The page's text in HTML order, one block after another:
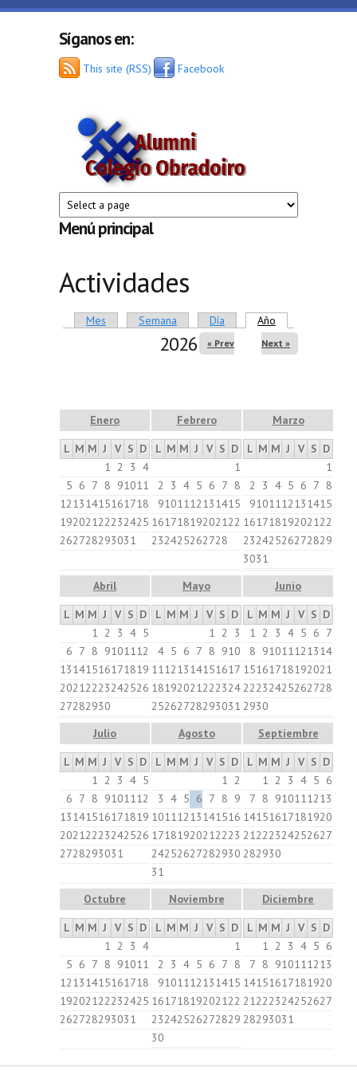
Pasar al contenido principal
Síganos en:
This site (RSS) Facebook
Alumni
Colegio
Obradoiro
Menú principal
Actividades
Solapas principales
Mes Semana Día Año
2026 « Prev Next »
Enero
L M M J V S D
1 2 3 4
5 6 7 8 91011
12131415161718
19202122232425
262728293031
Febrero
L M M J V S D
1
2
3 4 5 6 7 8
9101112131415
16171819202122
232425262728
Marzo
L M M J V S D
1
2
3 4 5 6 7 8
9101112131415
16171819202122
23242526272829
3031
Abril
L M M J V S D
1 2 3 4 5
6 7 8 9101112
13141516171819
20212223242526
27282930
Mayo
L M M J V S D
1 2
3
4 5 6 7 8 910
11121314151617
18192021222324
25262728293031
Junio
L M M J V S D
1 2 3 4 5 6 7
8 91011121314
15161718192021
22232425262728
2930
Julio
L M M J V S D
1 2 3 4 5
6 7 8 9101112
13141516171819
20212223242526
2728293031
Agosto
L M M J V S D
1 2
3 4 5 6 7 8 9
10111213141516
17181920212223
24252627282930
31
Septiembre
L M M J V S D
1 2 3 4 5 6
7 8 910111213
14151617181920
21222324252627
282930
Octubre
L M M J V S D
1 2 3 4
5 6 7 8 91011
12131415161718
19202122232425
262728293031
Noviembre
L M M J V S D
1
2
3 4 5 6 7 8
9101112131415
16171819202122
23242526272829
30
Diciembre
L M M J V S D
1 2 3 4 5 6
7 8 910111213
14151617181920
21222324252627
28293031